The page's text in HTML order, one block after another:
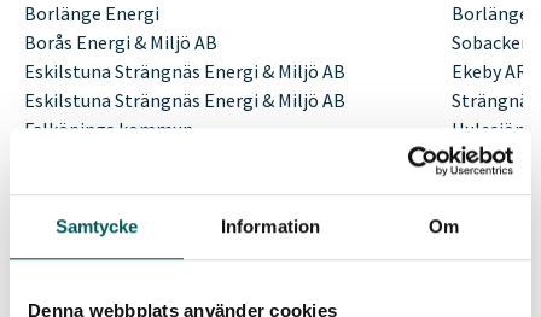
Samtycke Information Om
Denna webbplats använder cookies
Borlänge Energi
Borlänge
Borås Energi & Miljö AB
Sobacken
Eskilstuna Strängnäs Energi & Miljö AB
Ekeby ARV
Eskilstuna Strängnäs Energi & Miljö AB
Strängnäs
Falköpings kommun
Hulesjöns
Nymölla
Karlstad kommun
Käppalaförbundet
Laholmsbuktens VA